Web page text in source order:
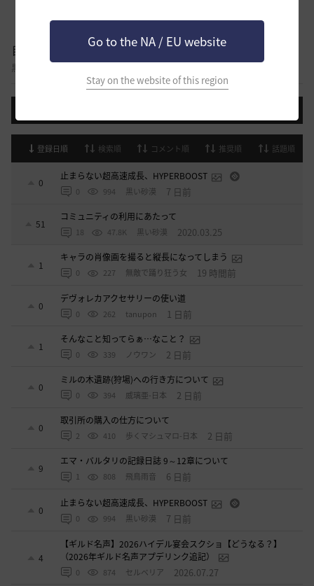
Go to the NA / EU website
Stay on the website of this region
自由掲示板
黒い砂漠に関する様々なテーマについて話し合える自由掲示板です。
登録日順 検索順 コメント順 推奨順 話題順
0
止まらない超高速成長、HYPERBOOST
0 994 黒い砂漠 7 日前
51
コミュニティの利用にあたって
18 47.8K 黒い砂漠 2020.03.25
1
キャラの肖像画を撮ると縦長になってしまう
0 227 無敵で踊り狂う女 19 時間前
0
デヴォレカアクセサリーの使い道
0 262 tanupon 1 日前
1
そんなこと知ってらぁ…なこと？
0 339 ノウワン 2 日前
0
ミルの木遺跡(狩場)への行き方について
0 394 威璃亜-日本 2 日前
0
取引所の購入の仕方について
2 410 歩くマシュマロ-日本 2 日前
9
エマ・バルタリの記録日誌 9～12章について
1 808 飛鳥雨音 6 日前
0
止まらない超高速成長、HYPERBOOST
0 994 黒い砂漠 7 日前
4
【ギルド名声】2026ハイデル宴会スクショ【どうなる？】
（2026年ギルド名声アプデリンク追記）
0 874 セルベリア 2026.07.27